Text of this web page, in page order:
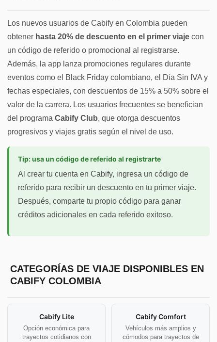
Los nuevos usuarios de Cabify en Colombia pueden
obtener hasta 20% de descuento en el primer viaje con
un código de referido o promocional al registrarse.
Además, la app lanza promociones regulares durante
eventos como el Black Friday colombiano, el Día Sin IVA y
fechas especiales, con descuentos de 15% a 50% sobre el
valor de la carrera. Los usuarios frecuentes se benefician
del programa Cabify Club, que otorga descuentos
progresivos y viajes gratis según el nivel de uso.
Tip: usa un código de referido al registrarte
Al crear tu cuenta en Cabify, ingresa un código de
referido para recibir un descuento en tu primer viaje.
Después, comparte tu propio código para ganar
créditos adicionales en cada referido exitoso.
CATEGORÍAS DE VIAJE DISPONIBLES EN
CABIFY COLOMBIA
Cabify Lite
Opción económica para
trayectos cotidianos con
Cabify Comfort
Vehículos más amplios y
cómodos para trayectos de